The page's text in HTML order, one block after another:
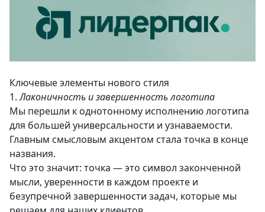
Ключевые элементы нового стиля
1.Лаконичность и завершенность логотипа
Мы перешли к однотонному исполнению логотипа
для большей универсальности и узнаваемости.
Главным смысловым акцентом стала точка в конце
названия.
Что это значит: точка — это символ законченной
мысли, уверенности в каждом проекте и
безупречной завершенности задач, которые мы